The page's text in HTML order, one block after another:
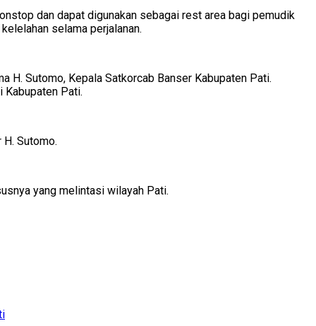
dan dapat digunakan sebagai rest area bagi pemudik
selama perjalanan.
H. Sutomo, Kepala Satkorcab Banser Kabupaten Pati.
Kabupaten Pati.
Sutomo.
yang melintasi wilayah Pati.